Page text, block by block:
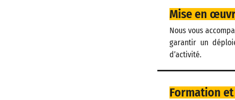
Mise en
Nous vous
garantir un
d’activité.
Formation